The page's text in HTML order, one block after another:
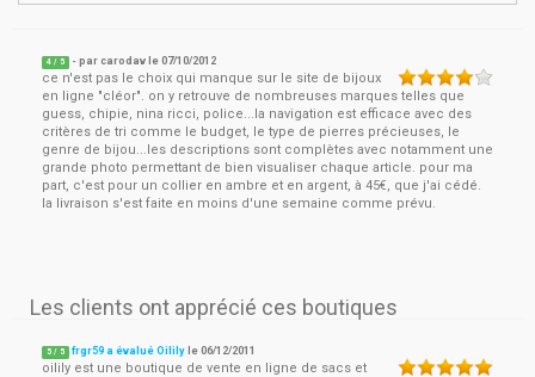
4 / 5 - parcarodav le07/10/2012
ce n'est pas le choix qui manque sur le site de bijoux
en ligne "cléor". on y retrouve de nombreuses marques telles que
guess, chipie, nina ricci, police...la navigation est efficace avec des
critères de tri comme le budget, le type de pierres précieuses, le
genre de bijou...les descriptions sont complètes avec notamment une
grande photo permettant de bien visualiser chaque article. pour ma
part, c'est pour un collier en ambre et en argent, à 45€, que j'ai cédé.
la livraison s'est faite en moins d'une semaine comme prévu.
Les clients ont apprécié ces boutiques
5 / 5 frgr59 a évalué Oilily le06/12/2011
oilily est une boutique de vente en ligne de sacs et